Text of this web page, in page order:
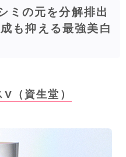
ミの元を分解排出
も抑える最強美白
（資生堂）